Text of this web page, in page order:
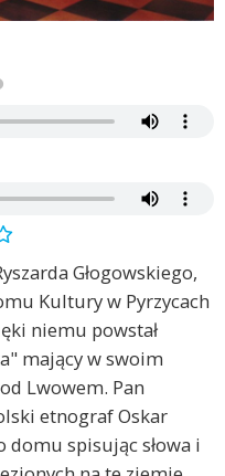
Głogowskiego,
Kultury w Pyrzycach
niemu powstał
mający w swoim
Lwowem. Pan
etnograf Oskar
domu spisując słowa i